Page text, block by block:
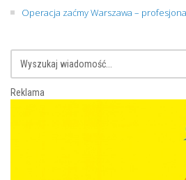
Operacja zaćmy Warszawa –
Reklama